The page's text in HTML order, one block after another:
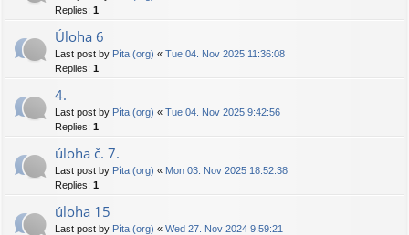
Replies: 1
Úloha 6
Last post by Píta (org) « Tue 04. Nov 2025 11:36:08
Replies: 1
4.
Last post by Píta (org) « Tue 04. Nov 2025 9:42:56
Replies: 1
úloha č. 7.
Last post by Píta (org) « Mon 03. Nov 2025 18:52:38
Replies: 1
úloha 15
Last post by Píta (org) « Wed 27. Nov 2024 9:59:21